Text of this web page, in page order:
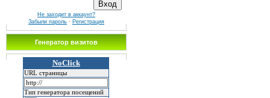
Не заходит в аккаунт?
Забыли пароль · Регистрация
Генератор визитов